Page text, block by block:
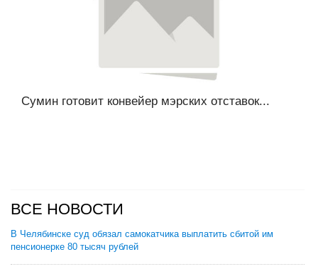
Сумин готовит конвейер мэрских отставок...
ВСЕ НОВОСТИ
В Челябинске суд обязал самокатчика выплатить сбитой им
пенсионерке 80 тысяч рублей